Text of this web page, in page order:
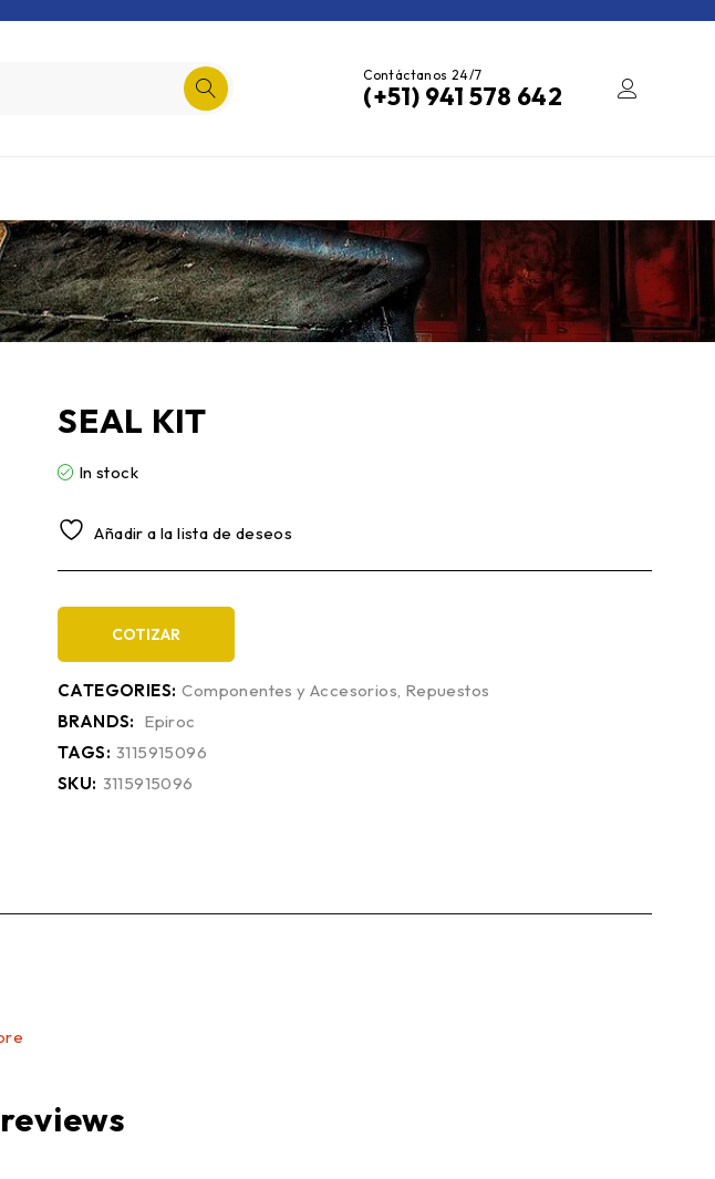
Contáctanos 24/7
(+51) 941 578 642
SEAL KIT
In stock
Añadir a la lista de deseos
COTIZAR
CATEGORIES: Componentes y Accesorios, Repuestos
BRANDS: Epiroc
TAGS: 3115915096
SKU: 3115915096